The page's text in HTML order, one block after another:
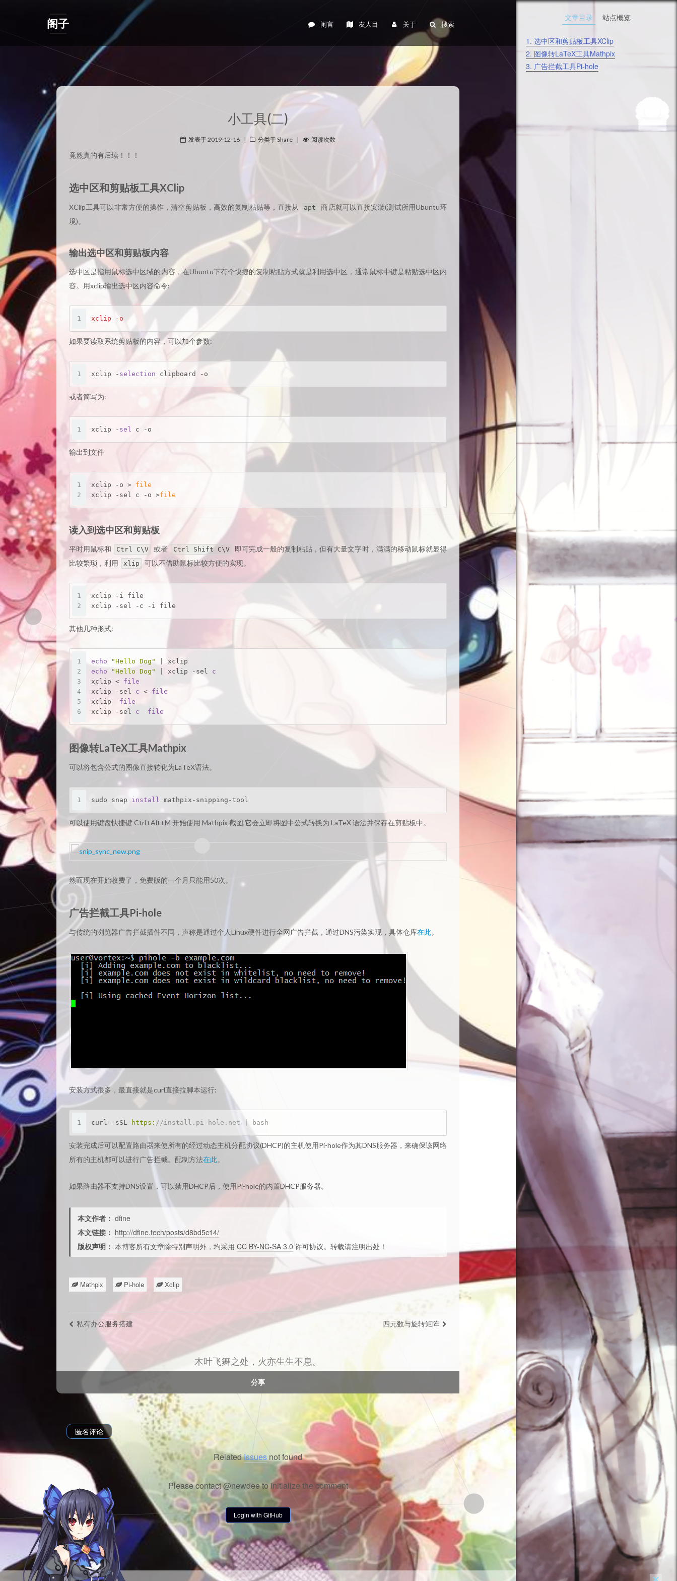
阁子 闲言 友人目 关于 搜索
小工具(二)
发表于2019-12-16 | 分类于Share | 阅读次数
竟然真的有后续！！！
选中区和剪贴板工具XClip
XClip工具可以非常方便的操作，清空剪贴板，高效的复制粘贴等，直接从 apt
商店就可以直接安装(测试所用Ubuntu环
境)。
输出选中区和剪贴板内容
选中区是指用鼠标选中区域的内容，在Ubuntu下有个快捷的复制粘贴方式就是利用选中区，通常鼠标中键是粘贴选中区内
容。用xclip输出选中区内容命令:
1 xclip -o
如果要读取系统剪贴板的内容，可以加个参数:
1 xclip - selection clipboard -o
或者简写为:
1 xclip - sel c -o
输出到文件
1
2
xclip -o > file
xclip -sel c -o >file
读入到选中区和剪贴板
平时用鼠标和 Ctrl C\V 或者 Ctrl Shift C\V
即可完成一般的复制粘贴，但有大量文字时，满满的移动鼠标就显得
比较繁琐，利用
xlip 可以不借助鼠标比较方便的实现。
1
2
xclip - i file
xclip -sel -c - i file
其他几种形式:
1
2
3
4
5
6
echo "Hello Dog"
| xclip
echo
"Hello Dog" | xclip -sel c
xclip < file
xclip -sel c < file
xclip file
xclip -sel c file
图像转LaTeX工具Mathpix
可以将包含公式的图像直接转化为LaTeX语法。
1 sudo snap install mathpix-snipping-tool
可以使用键盘快捷键 Ctrl+Alt+M 开始使用 Mathpix 截图,它会立即将图中公式转换为 LaTeX 语法并保存在剪贴板中。
然而现在开始收费了，免费版的一个月只能用50次。
广告拦截工具Pi-hole
与传统的浏览器广告拦截插件不同，声称是通过个人Linux硬件进行全网广告拦截，通过DNS污染实现，具体仓库在此。
安装方式很多，最直接就是curl直接拉脚本运行:
1 curl -sSL https: //install.pi-hole.net | bash
安装完成后可以配置路由器来使所有的经过动态主机分配协议(DHCP)的主机使用Pi-hole作为其DNS服务器，来确保该网络
所有的主机都可以进行广告拦截。配制方法在此。
如果路由器不支持DNS设置，可以禁用DHCP后，使用Pi-hole的内置DHCP服务器。
本文作者： dfine
本文链接： http://dfine.tech/posts/d8bd5c14/
版权声明： 本博客所有文章除特别声明外，均采用 CC BY-NC-SA 3.0 许可协议。转载请注明出处！
Mathpix Pi-hole Xclip
私有办公服务搭建 四元数与旋转矩阵
木叶飞舞之处，火亦生生不息。
分享
匿名评论
RelatedIssues not found
Please contact @newdee to initialize the comment
Login with GitHub
文章目录 站点概览
1. 选中区和剪贴板工具XClip
2. 图像转LaTeX工具Mathpix
3. 广告拦截工具Pi-hole